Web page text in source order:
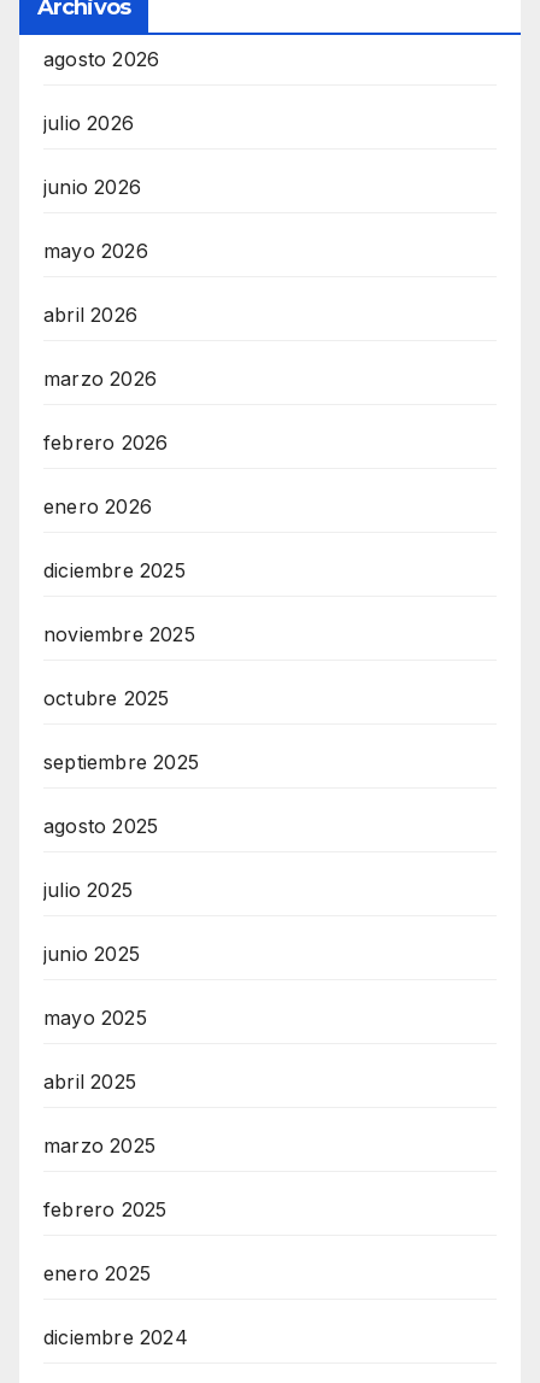
Archivos
agosto 2026
julio 2026
junio 2026
mayo 2026
abril 2026
marzo 2026
febrero 2026
enero 2026
diciembre 2025
noviembre 2025
octubre 2025
septiembre 2025
agosto 2025
julio 2025
junio 2025
mayo 2025
abril 2025
marzo 2025
febrero 2025
enero 2025
diciembre 2024